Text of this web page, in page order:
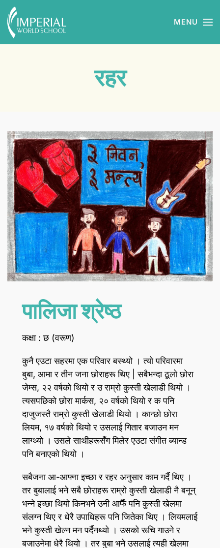
Skip to main content MENU
रहर
पालिजा श्रेष्ठ
कक्षा : छ (वरूण)
कुनै एउटा सहरमा एक परिवार बस्थ्यो । त्यो परिवारमा
बुबा, आमा र तीन जना छोराहरू थिए | सबैभन्दा ठूलो छोरा
जेम्स, २२ वर्षको थियो र उ राम्रो कुस्ती खेलाडी थियो ।
त्यसपछिको छोरा मार्कस, २० वर्षको थियो र क पनि
दाजुजस्तै राम्रो कुस्ती खेलाडी थियो । कान्छो छोरा
लियम, १७ वर्षको थियो र उसलाई गितार बजाउन मन
लाग्थ्यो । उसले साथीहरूसँग मिलेर एउटा संगीत ब्यान्ड
पनि बनाएको थियो ।
सबैजना आ-आफ्ना इच्छा र रहर अनुसार काम गर्दै थिए ।
तर बुबालाई भने सबै छोराहरू राम्रो कुस्ती खेलाडी नै बनून्‌
भन्ने इच्छा थियो किनभने उनी आफैँ पनि कुस्ती खेलमा
संलग्न थिए र धेरै उपाधिहरू पनि जितेका थिए । लियमलाई
भने कुस्ती खेल्न मन पर्दैनथ्यो । उसको रूचि गाउने र
बजाउनेमा धेरै थियो । तर बुबा भने उसलाई त्यही खेलमा